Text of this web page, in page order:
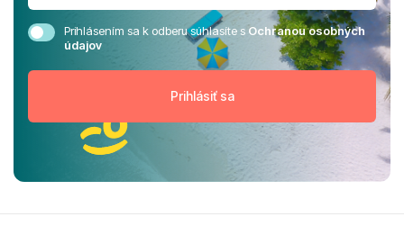
Prihlásením sa k odberu súhlasíte sOchranou osobných
údajov